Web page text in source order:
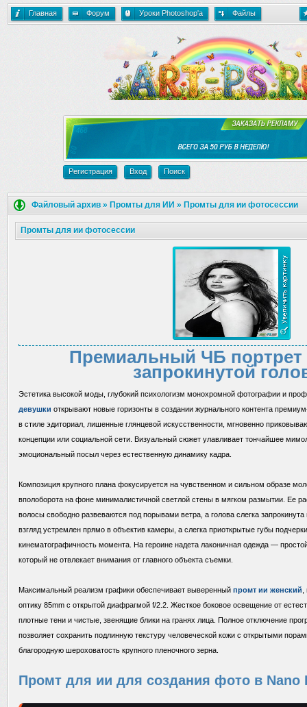
Главная Форум Уроки Photoshop'a Файлы
Регистрация Вход Поиск
Файловый архив » Промты для ИИ » Промты для ии фотосессии
Промты для ии фотосессии
Премиальный ЧБ портрет
запрокинутой
Эстетика высокой моды, глубокий психологизм монохромной фотографии и
девушки открывают новые горизонты в создании журнального контента
в стиле эдиториал, лишенные глянцевой искусственности, мгновенно
концепции или социальной сети. Визуальный сюжет улавливает тончайшее
эмоциональный посыл через естественную динамику кадра.
Композиция крупного плана фокусируется на чувственном и сильном образе
вполоборота на фоне минималистичной светлой стены в мягком размытии. Ее
волосы свободно развеваются под порывами ветра, а голова слегка
взгляд устремлен прямо в объектив камеры, а слегка приоткрытые губы
кинематографичность момента. На героине надета лаконичная одежда —
который не отвлекает внимания от главного объекта съемки.
Максимальный реализм графики обеспечивает выверенный промт ии женский
оптику 85mm с открытой диафрагмой f/2.2. Жесткое боковое освещение от
плотные тени и чистые, звенящие блики на гранях лица. Полное отключение
позволяет сохранить подлинную текстуру человеческой кожи с открытыми
благородную шероховатость крупного пленочного зерна.
Промт для ии для создания фото в Nano